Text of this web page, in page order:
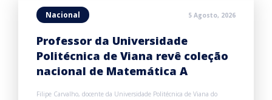
Nacional 5 Agosto, 2026
Professor da Universidade
Politécnica de Viana revê coleção
nacional de Matemática A
Filipe Carvalho, docente da Universidade Politécnica de Viana do